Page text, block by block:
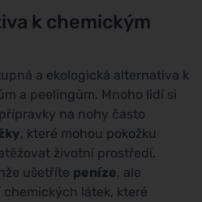
k chemickým
a ekologická alternativa k
a peelingům. Mnoho lidí si
na nohy často
, které mohou pokožku
životní prostředí.
ušetříte peníze, ale
látek, které